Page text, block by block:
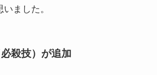
ました。
殺技）が追加